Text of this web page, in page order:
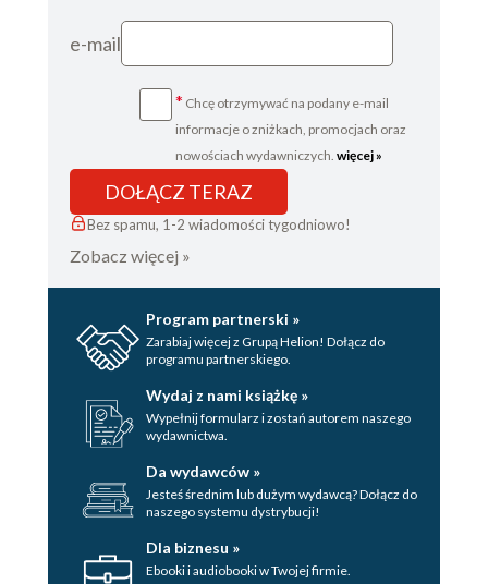
e-mail
* Chcę otrzymywać na podany e-mail
informacje o zniżkach, promocjach oraz
nowościach wydawniczych. więcej »
DOŁĄCZ TERAZ
Bez spamu, 1-2 wiadomości tygodniowo!
Zobacz więcej »
Program partnerski »
Zarabiaj więcej z Grupą Helion! Dołącz do
programu partnerskiego.
Wydaj z nami książkę »
Wypełnij formularz i zostań autorem naszego
wydawnictwa.
Da wydawców »
Jesteś średnim lub dużym wydawcą? Dołącz do
naszego systemu dystrybucji!
Dla biznesu »
Ebooki i audiobooki w Twojej firmie.